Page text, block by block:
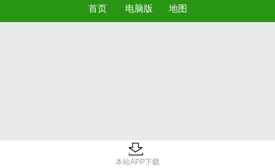
首页 电脑版 地图
本站APP下载